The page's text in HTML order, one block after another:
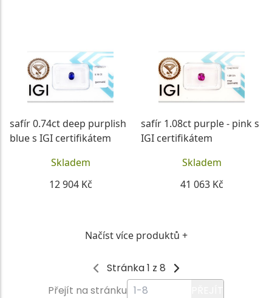
safír 0.74ct deep purplish
blue s IGI certifikátem
Skladem
12 904 Kč
safír 1.08ct purple - pink s
IGI certifikátem
Skladem
41 063 Kč
Načíst více produktů +
Stránka 1 z 8
Přejít na stránku